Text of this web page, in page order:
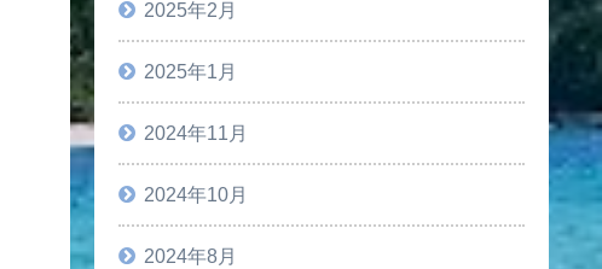
2025年2月
2025年1月
2024年11月
2024年10月
2024年8月